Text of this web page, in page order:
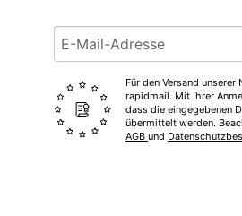
Email address
Für den Versand
rapidmail. Mit Ihrer
dass die eingegebenen
übermittelt werden.
AGB und